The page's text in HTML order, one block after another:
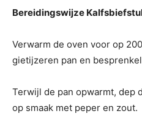
Bereidingswijze
Verwarm de oven voor op
gietijzeren pan en
Terwijl de pan opwarmt, dep
op smaak met peper en zout.